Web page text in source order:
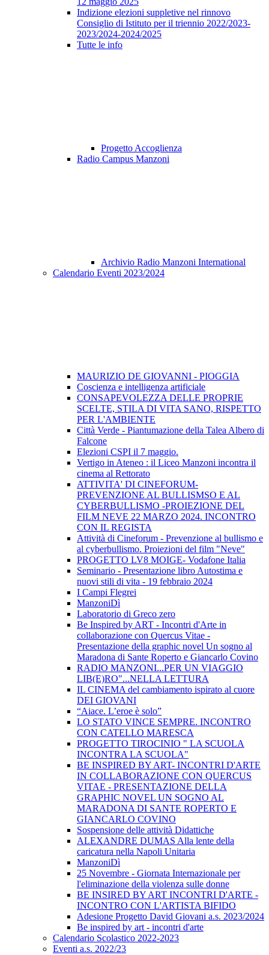
Indizione elezioni suppletive nel rinnovo
Consiglio di Istituto per il triennio 2022/2023-
2023/2024-2024/2025
Tutte le info
Progetto Accoglienza
Radio Campus Manzoni
Archivio Radio Manzoni International
Calendario Eventi 2023/2024
MAURIZIO DE GIOVANNI - PIOGGIA
Coscienza e intelligenza artificiale
CONSAPEVOLEZZA DELLE PROPRIE
SCELTE, STILA DI VITA SANO, RISPETTO
PER L'AMBIENTE
Città Verde - Piantumazione della Talea Albero di
Falcone
Elezioni CSPI il 7 maggio.
Vertigo in Ateneo : il Liceo Manzoni incontra il
cinema al Rettorato
ATTIVITA' DI CINEFORUM-
PREVENZIONE AL BULLISMSO E AL
CYBERBULLISMO -PROIEZIONE DEL
FILM NEVE 22 MARZO 2024. INCONTRO
CON IL REGISTA
Attività di Cineforum - Prevenzione al bullismo e
al cyberbullismo. Proiezioni del film "Neve"
PROGETTO LV8 MOIGE- Vodafone Italia
Seminario - Presentazione libro Autostima e
nuovi stili di vita - 19 febbraio 2024
I Campi Flegrei
ManzoniDì
Laboratorio di Greco zero
Be Inspired by ART - Incontri d'Arte in
collaborazione con Quercus Vitae -
Presentazione della graphic novel Un sogno al
Maradona di Sante Roperto e Giancarlo Covino
RADIO MANZONI...PER UN VIAGGIO
LIB(E)RO"...NELLA LETTURA
IL CINEMA del cambiamento ispirato al cuore
DEI GIOVANI
“Aiace. L’eroe è solo”
LO STATO VINCE SEMPRE. INCONTRO
CON CATELLO MARESCA
PROGETTO TIROCINIO " LA SCUOLA
INCONTRA LA SCUOLA"
BE INSPIRED BY ART- INCONTRI D'ARTE
IN COLLABORAZIONE CON QUERCUS
VITAE - PRESENTAZIONE DELLA
GRAPHIC NOVEL UN SOGNO AL
MARADONA DI SANTE ROPERTO E
GIANCARLO COVINO
Sospensione delle attività Didattiche
ALEXANDRE DUMAS Alla lente della
caricatura nella Napoli Unitaria
ManzoniDì
25 Novembre - Giornata Internazionale per
l'eliminazione della violenza sulle donne
BE INSIRED BY ART INCONTRI D'ARTE -
INCONTRO CON L'ARTISTA BIFIDO
Adesione Progetto David Giovani a.s. 2023/2024
Be inspired by art - incontri d'arte
Calendario Scolastico 2022-2023
Eventi a.s. 2022/23